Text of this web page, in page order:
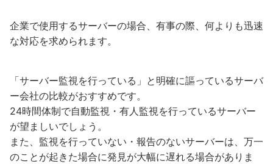
企業で使用するサーバーの場合、有事の際、何よりも迅速
な対応を求められます。
「サーバー監視を行っている」と明確に謳っているサーバ
ー会社の比較がおすすめです。
24時間体制で自動監視・有人監視を行っているサーバー
が望ましいでしょう。
また、監視を行っていない・報告のないサーバーは、万一
のことが起きた場合に発見が大幅に遅れる場合がありま